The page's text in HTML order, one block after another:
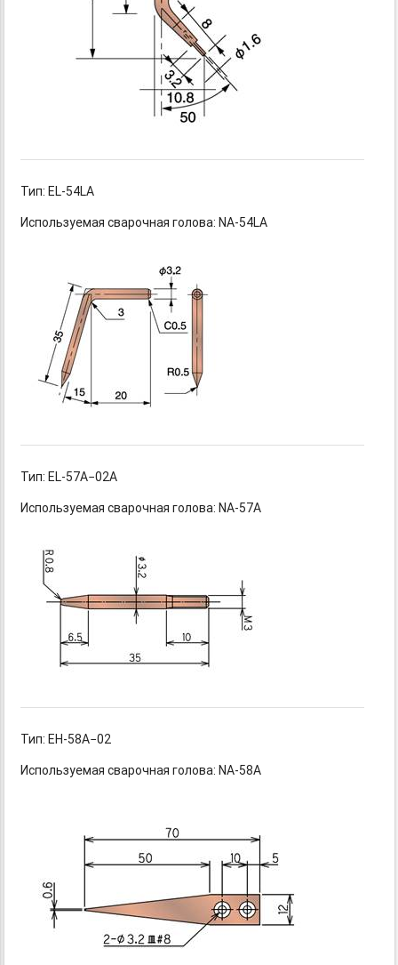
Тип: EL-54LA
Используемая сварочная голова: NA-54LA
Тип: EL-57A−02A
Используемая сварочная голова: NA-57A
Тип: EH-58A−02
Используемая сварочная голова: NA-58A